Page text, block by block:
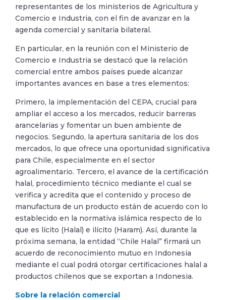
representantes de los ministerios de Agricultura y
Comercio e Industria, con el fin de avanzar en la
agenda comercial y sanitaria bilateral.
En particular, en la reunión con el Ministerio de
Comercio e Industria se destacó que la relación
comercial entre ambos países puede alcanzar
importantes avances en base a tres elementos:
Primero, la implementación del CEPA, crucial para
ampliar el acceso a los mercados, reducir barreras
arancelarias y fomentar un buen ambiente de
negocios. Segundo, la apertura sanitaria de los dos
mercados, lo que ofrece una oportunidad significativa
para Chile, especialmente en el sector
agroalimentario. Tercero, el avance de la certificación
halal, procedimiento técnico mediante el cual se
verifica y acredita que el contenido y proceso de
manufactura de un producto están de acuerdo con lo
establecido en la normativa islámica respecto de lo
que es lícito (Halal) e ilícito (Haram). Así, durante la
próxima semana, la entidad “Chile Halal” firmará un
acuerdo de reconocimiento mutuo en Indonesia
mediante el cual podrá otorgar certificaciones halal a
productos chilenos que se exportan a Indonesia.
Sobre la relación comercial